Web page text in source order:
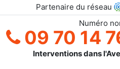
Partenaire du réseau
Numéro
09 70 14
Interventions dans